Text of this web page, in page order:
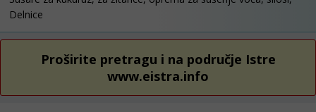
Delnice
Proširite pretragu i na područje Istre
www.eistra.info